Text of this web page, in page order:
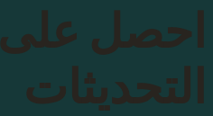
احصل على
التحديثات